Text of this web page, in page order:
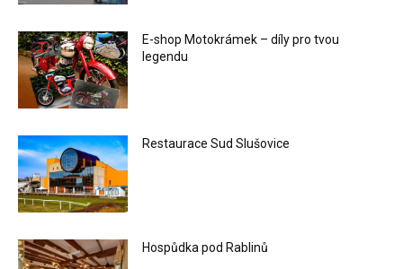
E-shop Motokrámek – díly pro tvou
legendu
Restaurace Sud Slušovice
Hospůdka pod Rablinů